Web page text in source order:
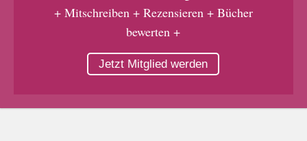
+ Mitschreiben + Rezensieren + Bücher
bewerten +
Jetzt Mitglied werden